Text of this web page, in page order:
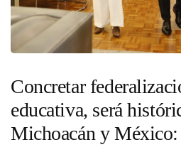
Concretar
educativa, será
Michoacán y